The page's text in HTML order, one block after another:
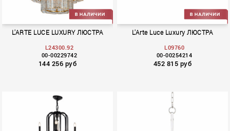
L'ARTE LUCE LUXURY ЛЮСТРА
L24300.92
00-00229742
144 256 руб
L'Arte Luce Luxury ЛЮСТРА
L09760
00-00254214
452 815 руб